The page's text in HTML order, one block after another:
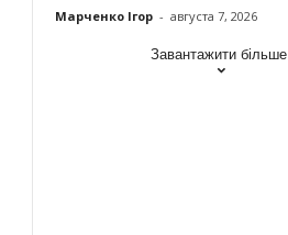
Марченко Ігор - августа 7, 2026
Завантажити більше